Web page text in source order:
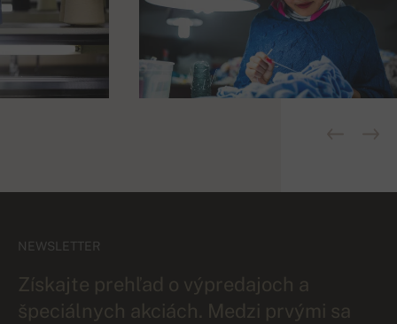
NEWSLETTER
Získajte prehľad o výpredajoch a
špeciálnych akciách. Medzi prvými sa